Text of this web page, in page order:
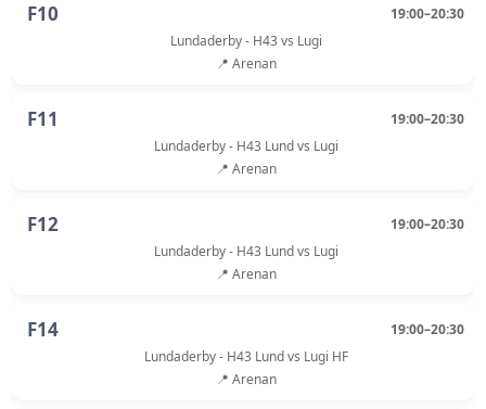
F10
19:00–20:30
Lundaderby - H43 vs Lugi
📍 Arenan
F11
19:00–20:30
Lundaderby - H43 Lund vs Lugi
📍 Arenan
F12
19:00–20:30
Lundaderby - H43 Lund vs Lugi
📍 Arenan
F14
19:00–20:30
Lundaderby - H43 Lund vs Lugi HF
📍 Arenan